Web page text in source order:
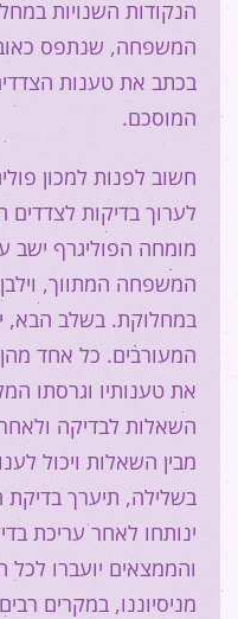
הנקודות השנויות
המשפחה, שנתפס
בכתב את טענות
המוסכם.
חשוב לפנות למכון
לערוך בדיקות לצדדים
מומחה הפוליגרף ישב
המשפחה המתווך,
במחלוקת. בשלב הבא,
המעורבים. כל אחד
את טענותיו וגרסתו
השאלות לבדיקה
מבין השאלות ויכול
בשלילה, תיערך בדיקת
ינותחו לאחר עריכת
והממצאים יועברו לכל
מניסיוננו, במקרים